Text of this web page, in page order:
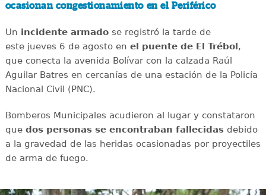
ocasionan congestionamiento en el Periférico
Un incidente armadose registró la tarde de
este jueves 6 de agosto en el puente de El Trébol,
que conecta la avenida Bolívar con la calzada Raúl
Aguilar Batres en cercanías de una estación de la Policía
Nacional Civil (PNC).
Bomberos Municipales acudieron al lugar y constataron
que dos personas se encontraban fallecidasdebido
a la gravedad de las heridas ocasionadas por proyectiles
de arma de fuego.